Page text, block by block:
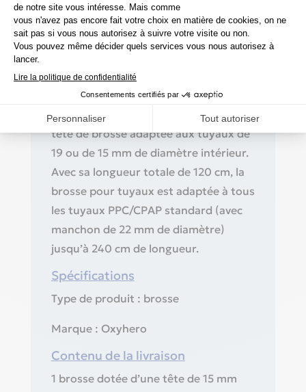
inoxydable permet de générer sans
effort une pression suffisante pour
assurer un nettoyage complet du
La brosse oxyhero brush est
disponible en deux versions : avec une
tête de brosse adaptée aux tuyaux de
19 ou de 15 mm de diamètre intérieur.
Avec sa longueur totale de 120 cm, la
brosse pour tuyaux est adaptée à tous
les tuyaux PPC/CPAP standard (avec
manchon de 22 mm de diamètre)
jusqu’à 240 cm de longueur.
Spécifications
Type de produit : brosse
Marque : Oxyhero
Contenu de la livraison
1 brosse dotée d’une tête de 15 mm